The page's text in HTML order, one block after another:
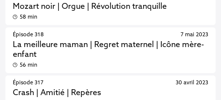
Mozart noir | Orgue | Révolution tranquille
58 min
Épisode 318
La meilleure maman | Regret maternel | Icône mère-
enfant
7 mai 2023
56 min
Épisode 317
Crash | Amitié | Repères
30 avril 2023